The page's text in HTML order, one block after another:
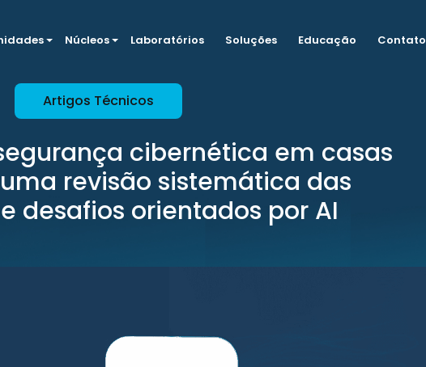
Núcleos Laboratórios Soluções Educação Contato
Artigos Técnicos
cibernética em casas
revisão sistemática das
desafios orientados por AI